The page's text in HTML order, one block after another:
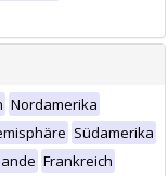
Nordamerika
Südamerika
Frankreich